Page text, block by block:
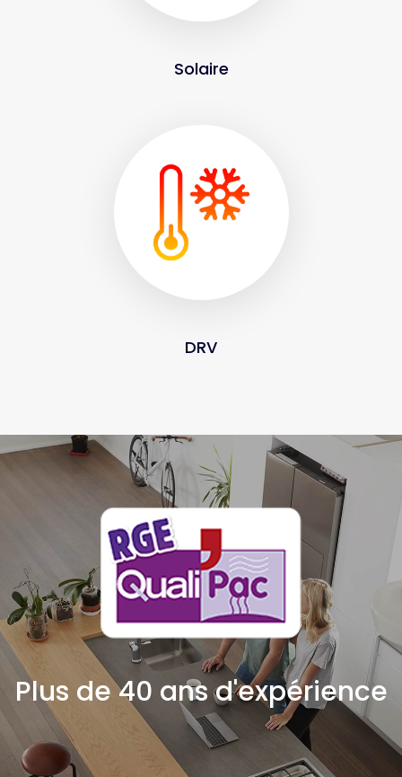
Solaire
DRV
Plus de 40 ans d'expérience